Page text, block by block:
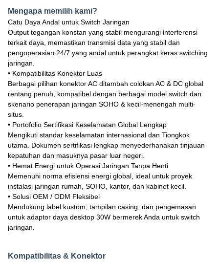
Mengapa memilih kami?
Catu Daya Andal untuk Switch Jaringan
Output tegangan konstan yang stabil mengurangi interferensi
terkait daya, memastikan transmisi data yang stabil dan
pengoperasian 24/7 yang andal untuk perangkat keras switching
jaringan.
• Kompatibilitas Konektor Luas
Berbagai pilihan konektor AC ditambah colokan AC & DC global
rentang penuh, kompatibel dengan berbagai model switch dan
skenario penerapan jaringan SOHO & kecil-menengah multi-
situs.
• Portofolio Sertifikasi Keselamatan Global Lengkap
Mengikuti standar keselamatan internasional dan Tiongkok
utama. Dokumen sertifikasi lengkap menyederhanakan tinjauan
kepatuhan dan masuknya pasar luar negeri.
• Hemat Energi untuk Operasi Jaringan Tanpa Henti
Memenuhi norma efisiensi energi global, ideal untuk proyek
instalasi jaringan rumah, SOHO, kantor, dan kabinet kecil.
• Solusi OEM / ODM Fleksibel
Mendukung label kustom, tampilan casing, dan pengemasan
untuk adaptor daya desktop 30W bermerek Anda untuk switch
jaringan.
Kompatibilitas & Konektor